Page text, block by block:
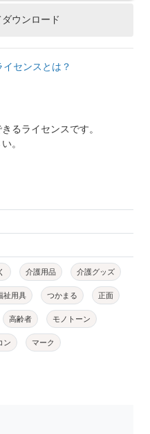
ウンロード
イセンスとは？
るライセンスです。
。
介護用品 介護グッズ
祉用具 つかまる 正面
高齢者 モノトーン
ン マーク